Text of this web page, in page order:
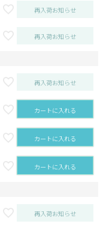
再入荷お知らせ
再入荷お知らせ
再入荷お知らせ
カートに入れる
カートに入れる
カートに入れる
再入荷お知らせ